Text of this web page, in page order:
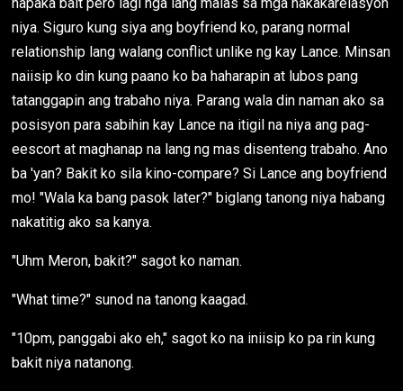
niya. Siguro kung siya ang boyfriend ko, parang normal
relationship lang walang conflict unlike ng kay Lance. Minsan
naiisip ko din kung paano ko ba haharapin at lubos pang
tatanggapin ang trabaho niya. Parang wala din naman ako sa
posisyon para sabihin kay Lance na itigil na niya ang pag-
eescort at maghanap na lang ng mas disenteng trabaho. Ano
ba 'yan? Bakit ko sila kino-compare? Si Lance ang boyfriend
mo! "Wala ka bang pasok later?" biglang tanong niya habang
nakatitig ako sa kanya.
"Uhm Meron, bakit?" sagot ko naman.
"What time?" sunod na tanong kaagad.
"10pm, panggabi ako eh," sagot ko na iniisip ko pa rin kung
bakit niya natanong.